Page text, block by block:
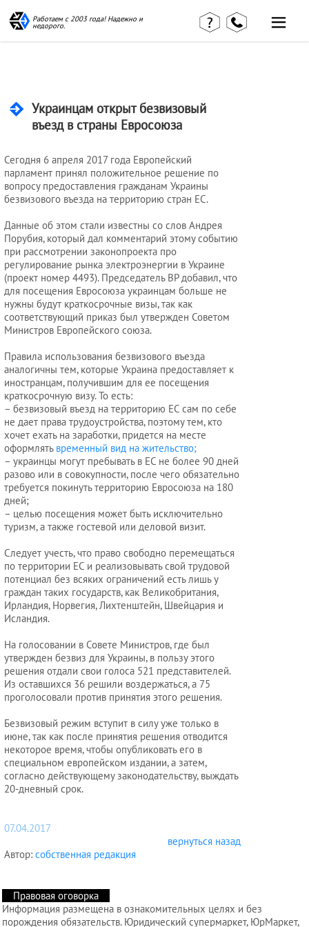
Работаем с 2003 года! Надежно и
недорого.
Украинцам открыт безвизовый
въезд в страны Евросоюза
Сегодня 6 апреля 2017 года Европейский
парламент принял положительное решение по
вопросу предоставления гражданам Украины
безвизового въезда на территорию стран ЕС.
Данные об этом стали известны со слов Андрея
Порубия, который дал комментарий этому событию
при рассмотрении законопроекта про
регулирование рынка электроэнергии в Украине
(проект номер 4493). Председатель ВР добавил, что
для посещения Евросоюза украинцам больше не
нужны будут краткосрочные визы, так как
соответствующий приказ был утвержден Советом
Министров Европейского союза.
Правила использования безвизового въезда
аналогичны тем, которые Украина предоставляет к
иностранцам, получившим для ее посещения
краткосрочную визу. То есть:
– безвизовый въезд на территорию ЕС сам по себе
не дает права трудоустройства, поэтому тем, кто
хочет ехать на заработки, придется на месте
оформлять временный вид на жительство;
– украинцы могут пребывать в ЕС не более 90 дней
разово или в совокупности, после чего обязательно
требуется покинуть территорию Евросоюза на 180
дней;
– целью посещения может быть исключительно
туризм, а также гостевой или деловой визит.
Следует учесть, что право свободно перемещаться
по территории ЕС и реализовывать свой трудовой
потенциал без всяких ограничений есть лишь у
граждан таких государств, как Великобритания,
Ирландия, Норвегия, Лихтенштейн, Швейцария и
Исландия.
На голосовании в Совете Министров, где был
утвержден безвиз для Украины, в пользу этого
решения отдали свои голоса 521 представителей.
Из оставшихся 36 решили воздержаться, а 75
проголосовали против принятия этого решения.
Безвизовый режим вступит в силу уже только в
июне, так как после принятия решения отводится
некоторое время, чтобы опубликовать его в
специальном европейском издании, а затем,
согласно действующему законодательству, выждать
20-дневный срок.
07.04.2017
вернуться назад
Автор: собственная редакция
Правовая оговорка
Информация размещена в ознакомительных целях и без
порождения обязательств. Юридический супермаркет, ЮрМаркет,
клиентов
Контакты
Наши
консультации
Миграционные
услуги
Услуги
бухгалтера
Услуги
юриста
Услуги
регистратора
Кадровый
аутсорсинг
Лицензии
и